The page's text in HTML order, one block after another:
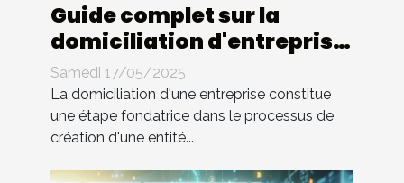
Guide complet sur la
domiciliation d'entreprise
en Tunisie
Samedi 17/05/2025
La domiciliation d'une entreprise constitue
une étape fondatrice dans le processus de
création d'une entité...